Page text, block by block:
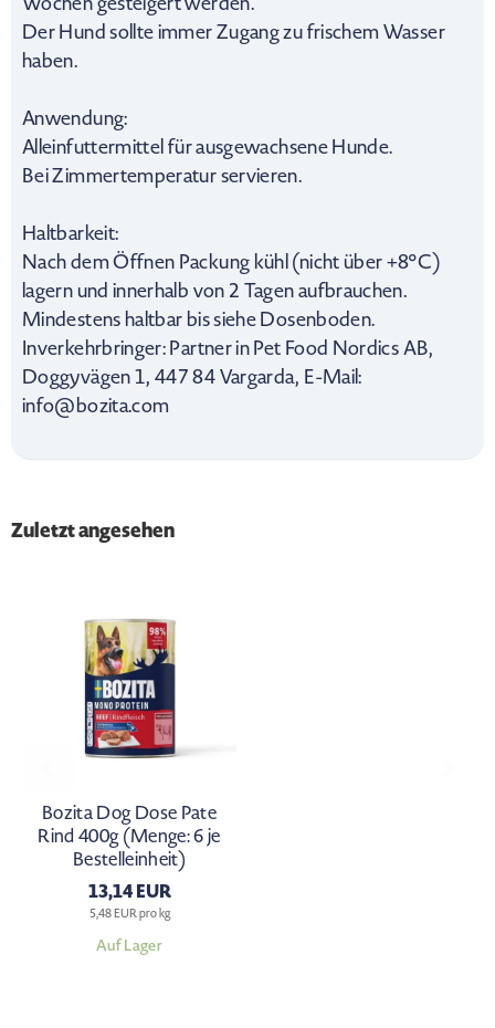
Der Hund sollte immer Zugang zu frischem Wasser
haben.
Anwendung:
Alleinfuttermittel für ausgewachsene Hunde.
Bei Zimmertemperatur servieren.
Haltbarkeit:
Nach dem Öffnen Packung kühl (nicht über +8°C)
lagern und innerhalb von 2 Tagen aufbrauchen.
Mindestens haltbar bis siehe Dosenboden.
Inverkehrbringer: Partner in Pet Food Nordics AB,
Doggyvägen 1, 447 84 Vargarda, E-Mail:
info@bozita.com
Zuletzt angesehen
Bozita Dog Dose Pate
Rind 400g (Menge: 6 je
Bestelleinheit)
13,14 EUR
5,48 EUR pro kg
Auf Lager